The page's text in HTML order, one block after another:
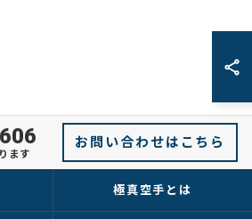
ます
お問い合わせはこちら
極真空手とは